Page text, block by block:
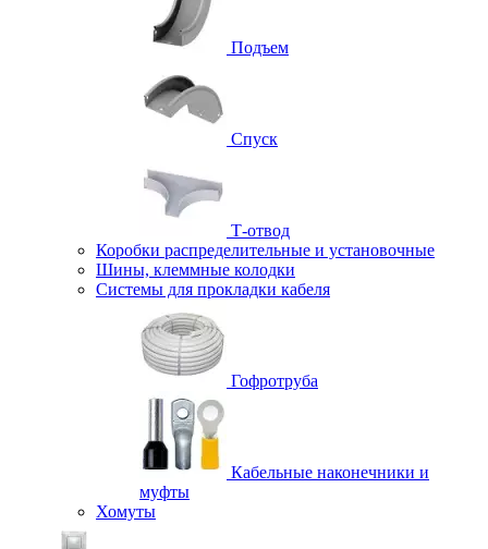
Подъем
Спуск
Т-отвод
Коробки распределительные и установочные
Шины, клеммные колодки
Системы для прокладки кабеля
Гофротруба
Кабельные наконечники и
муфты
Хомуты